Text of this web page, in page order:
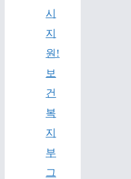
시
지
원!
보
건
복
지
부
그